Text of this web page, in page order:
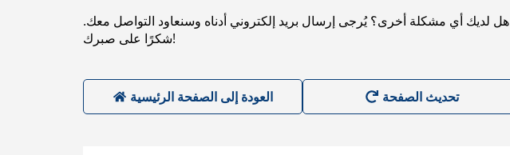
هل لديك أي مشكلة أخرى؟ يُرجى إرسال بريد إلكتروني أدناه وسنعاود التواصل معك.
شكرًا على صبرك!
العودة إلى الصفحة الرئيسية